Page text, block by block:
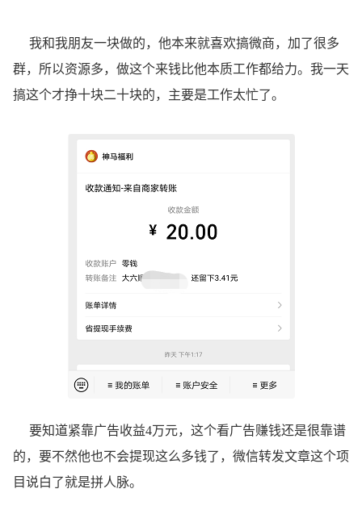
我和我朋友一块做的，他本来就喜欢搞微商，加了很多
群，所以资源多，做这个来钱比他本质工作都给力。我一天
搞这个才挣十块二十块的，主要是工作太忙了。
要知道紧靠广告收益4万元，这个看广告赚钱还是很靠谱
的，要不然他也不会提现这么多钱了，微信转发文章这个项
目说白了就是拼人脉。